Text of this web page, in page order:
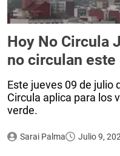
Hoy No Circula
no circulan
Este jueves 09 de julio
Circula aplica para los
verde.
Sarai Palma Julio 9,